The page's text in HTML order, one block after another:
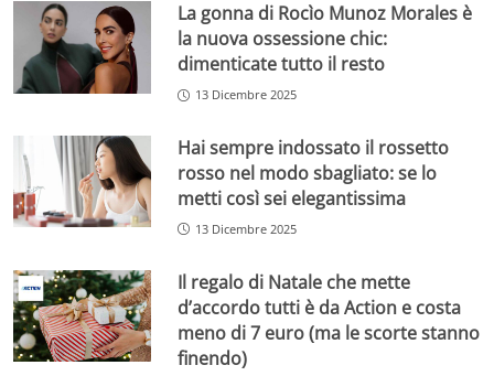
La gonna di Rocìo Munoz Morales è
la nuova ossessione chic:
dimenticate tutto il resto
13 Dicembre 2025
Hai sempre indossato il rossetto
rosso nel modo sbagliato: se lo
metti così sei elegantissima
13 Dicembre 2025
Il regalo di Natale che mette
d’accordo tutti è da Action e costa
meno di 7 euro (ma le scorte stanno
finendo)